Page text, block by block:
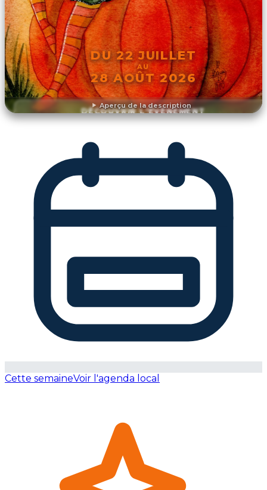
Aperçu de la description
DU 22 JUILLET
AU
28 AOÛT 2026
DÉCOUVRIR L'ÉVÉNEMENT
Cette semaineVoir l'agenda local